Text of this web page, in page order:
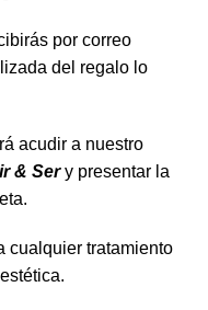
por correo
del regalo lo
acudir a nuestro
& Sery presentar la
cualquier tratamiento